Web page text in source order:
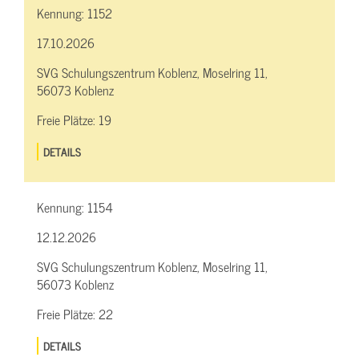
Kennung: 1152
17.10.2026
SVG Schulungszentrum Koblenz, Moselring 11,
56073 Koblenz
Freie Plätze: 19
DETAILS
Kennung: 1154
12.12.2026
SVG Schulungszentrum Koblenz, Moselring 11,
56073 Koblenz
Freie Plätze:22
DETAILS